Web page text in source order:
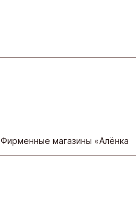
Фирменные магазины «Алёнка»